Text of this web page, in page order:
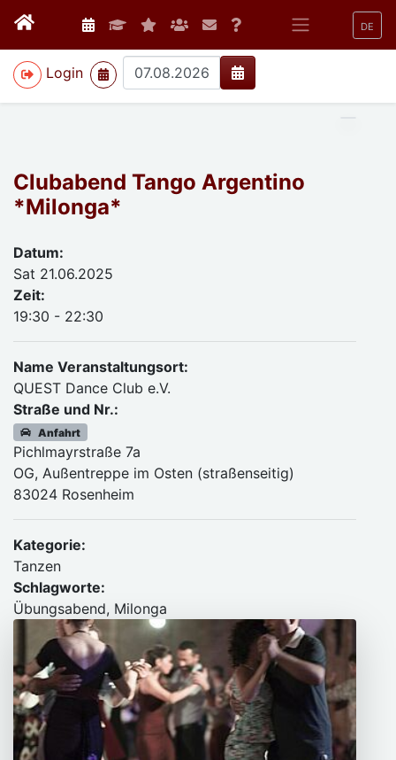
DE
Login
>
Clubabend Tango Argentino
*Milonga*
Datum:
Sat 21.06.2025
Zeit:
19:30 - 22:30
Name Veranstaltungsort:
QUEST Dance Club e.V.
Straße und Nr.:
Anfahrt
Pichlmayrstraße 7a
OG, Außentreppe im Osten (straßenseitig)
83024 Rosenheim
Kategorie:
Tanzen
Schlagworte:
Übungsabend, Milonga